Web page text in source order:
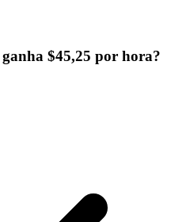
$45,25 por hora?